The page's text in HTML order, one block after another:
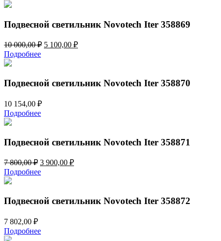
Подвесной светильник Novotech Iter 358869
10 000,00₽ Первоначальная
000,00 ₽.
5 100,00 ₽Текущая
Подробнее
Подвесной светильник Novotech Iter 358870
10 154,00 ₽
Подробнее
Подвесной светильник Novotech Iter 358871
7 800,00₽ Первоначальная
цена
составляла
800,00 ₽.
3 900,00 ₽Текущая
Подробнее
Подвесной светильник Novotech Iter 358872
7 802,00 ₽
Подробнее